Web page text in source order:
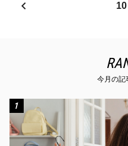
10
今月の記
1